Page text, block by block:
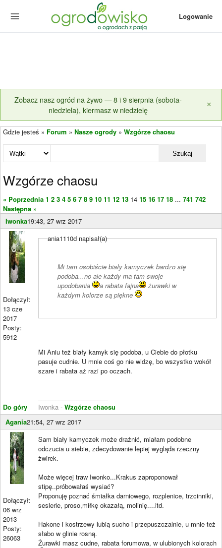
Logowanie
Zobacz nasz ogród na żywo — 8 i 9 sierpnia (sobota-
niedziela), kiermasz w niedzielę
×
Gdzie jesteś » Forum » Nasze ogrody » Wzgórze chaosu
Szukaj
Wzgórze chaosu
« Poprzednia 1 2 3 4 5 6 7 8 9 10 11 12 13 14 15 16 17 18 ... 741 742
Następna »
Iwonka19:43, 27 wrz 2017
Dołączył:
13 cze
2017
Posty:
5912
Do góry
ania1110d napisał(a)
Mi tam osobiście biały kamyczek bardzo się
podoba...no ale każdy ma tam swoje
upodobania
a rabata fajna
żurawki w
każdym kolorze są piękne
Mi Aniu też biały kamyk się podoba, u Ciebie do płotku
pasuje cudnie. U mnie coś go nie widzę, bo wszystko wokół
szare i rabata aż razi po oczach.
Iwonka - Wzgórze chaosu
Agania21:54, 27 wrz 2017
Dołączył:
06 wrz
2013
Posty:
26063
Sam biały kamyczek może drażnić, miałam podobne
odczucia u siebie, zdecydowanie lepiej wygląda rzeczny
żwirek.
Może więcej traw Iwonko...Krakus zaproponował
stipę..próbowałaś wysiać?
Proponuję poznać śmiałka darniowego, rozplenice, trzcinniki,
seslerie, proso,miłkę okazałą, molinię....itd.
Hakone i kostrzewy lubią sucho i przepuszczalnie, u mnie też
słabo w glinie rosną.
Żurawki masz cudne, rabata forumowa, w ulubionych kolorach